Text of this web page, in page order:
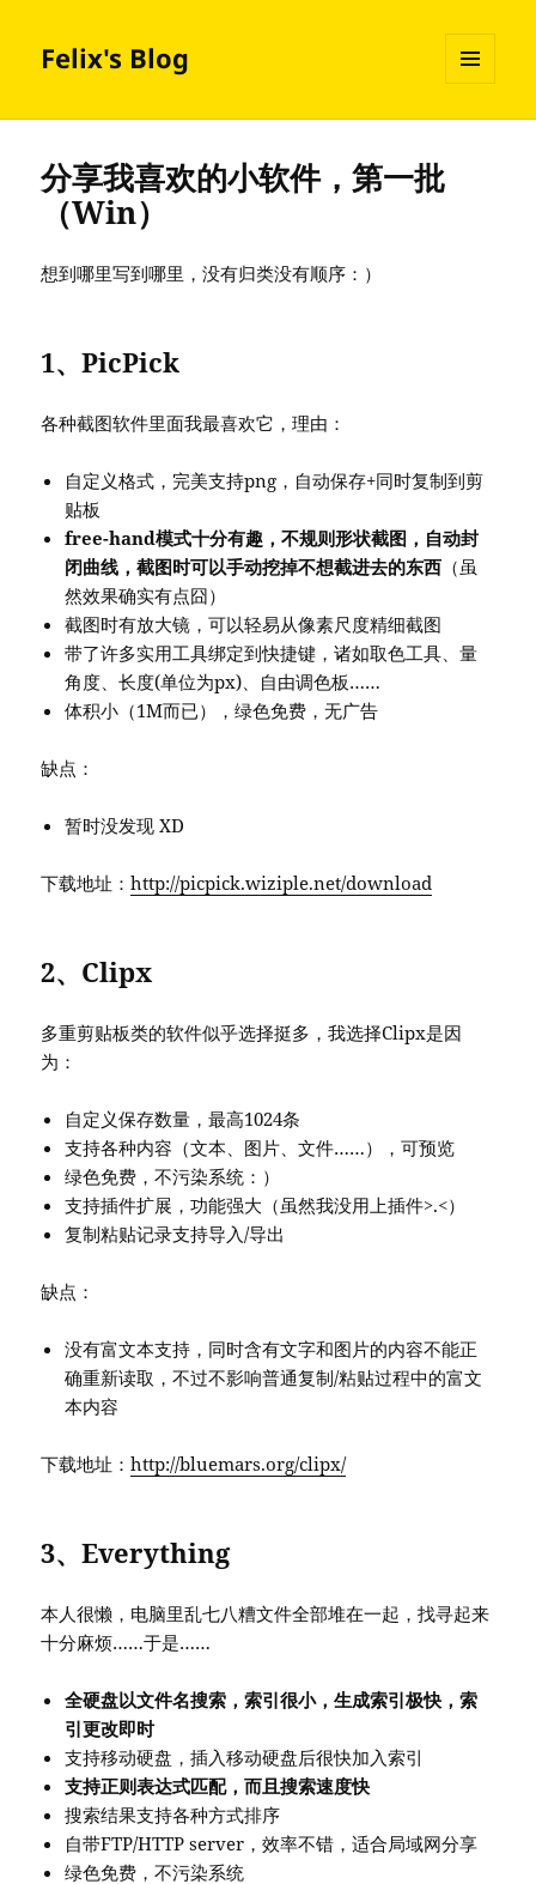
Felix's Blog
AND
分享我喜欢的小软件，第一批
（Win）
想到哪里写到哪里，没有归类没有顺序：）
1、PicPick
各种截图软件里面我最喜欢它，理由：
自定义格式，完美支持png，自动保存+同时复制到剪
贴板
free-hand模式十分有趣，不规则形状截图，自动封
闭曲线，截图时可以手动挖掉不想截进去的东西 （虽
然效果确实有点囧）
截图时有放大镜，可以轻易从像素尺度精细截图
带了许多实用工具绑定到快捷键，诸如取色工具、量
角度、长度(单位为px)、自由调色板……
体积小（1M而已），绿色免费，无广告
缺点：
暂时没发现 XD
下载地址：http://picpick.wiziple.net/download
2、Clipx
多重剪贴板类的软件似乎选择挺多，我选择Clipx是因
为：
自定义保存数量，最高1024条
支持各种内容（文本、图片、文件……），可预览
绿色免费，不污染系统：）
支持插件扩展，功能强大（虽然我没用上插件>.<）
复制粘贴记录支持导入/导出
缺点：
没有富文本支持，同时含有文字和图片的内容不能正
确重新读取，不过不影响普通复制/粘贴过程中的富文
本内容
下载地址：http://bluemars.org/clipx/
3、Everything
本人很懒，电脑里乱七八糟文件全部堆在一起，找寻起来
十分麻烦……于是……
全硬盘以文件名搜索，索引很小，生成索引极快，索
引更改即时
支持移动硬盘，插入移动硬盘后很快加入索引
支持正则表达式匹配，而且搜索速度快
搜索结果支持各种方式排序
自带FTP/HTTP server，效率不错，适合局域网分享
绿色免费，不污染系统